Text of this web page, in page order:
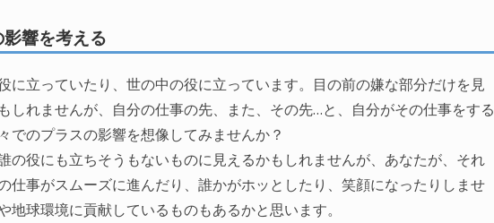
響を考える
に立っていたり、世の中の役に立っています。目の前の嫌な部分だけを見
しれませんが、自分の仕事の先、また、その先…と、自分がその仕事をする
でのプラスの影響を想像してみませんか？
の役にも立ちそうもないものに見えるかもしれませんが、あなたが、それ
仕事がスムーズに進んだり、誰かがホッとしたり、笑顔になったりしませ
地球環境に貢献しているものもあるかと思います。